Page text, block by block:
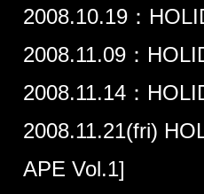
2008.10.19：
2008.11.09：
2008.11.14：
2008.11.21(fri)
APE Vol.1]